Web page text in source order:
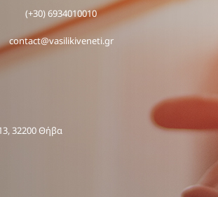
(+30) 6934010010
contact@vasilikiveneti.gr
32200 Θήβα